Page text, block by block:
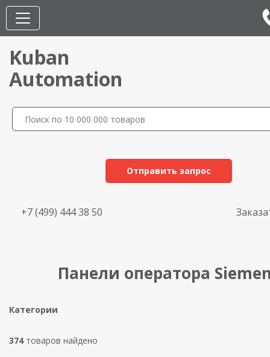
Kuban
Automation
Отправить запрос
+7 (499) 444 38 50
Панели оператора
Категории
374товаров найдено